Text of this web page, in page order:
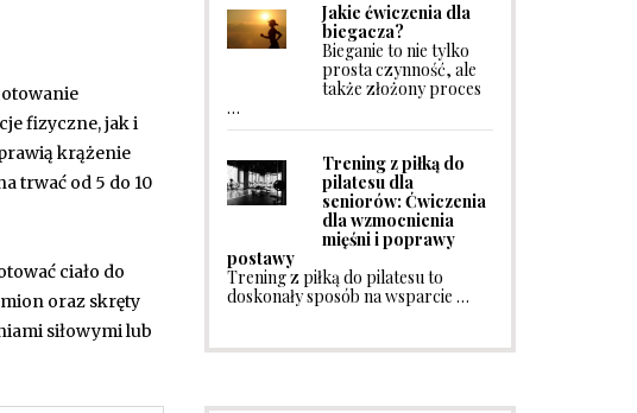
fizyczne, jak i
krążenie
trwać od 5 do 10
ciało do
oraz skręty
siłowymi lub
Jakie ćwiczenia dla
biegacza?
Bieganie to nie tylko
prosta czynność, ale
także złożony proces
…
Trening z piłką do
pilatesu dla
seniorów: Ćwiczenia
dla wzmocnienia
mięśni i poprawy
postawy
Trening z piłką do pilatesu to
doskonały sposób na wsparcie …